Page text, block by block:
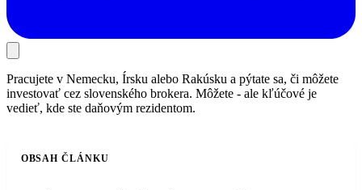
Pracujete v Nemecku, Írsku alebo Rakúsku a pýtate sa, či môžete
investovať cez slovenského brokera. Môžete - ale kľúčové je
vedieť, kde ste daňovým rezidentom.
OBSAH ČLÁNKU